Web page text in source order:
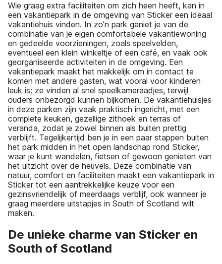
Wie graag extra faciliteiten om zich heen heeft, kan in
een vakantiepark in de omgeving van Sticker een ideaal
vakantiehuis vinden. In zo’n park geniet je van de
combinatie van je eigen comfortabele vakantiewoning
en gedeelde voorzieningen, zoals speelvelden,
eventueel een klein winkeltje of een café, en vaak ook
georganiseerde activiteiten in de omgeving. Een
vakantiepark maakt het makkelijk om in contact te
komen met andere gasten, wat vooral voor kinderen
leuk is; ze vinden al snel speelkameraadjes, terwijl
ouders onbezorgd kunnen bijkomen. De vakantiehuisjes
in deze parken zijn vaak praktisch ingericht, met een
complete keuken, gezellige zithoek en terras of
veranda, zodat je zowel binnen als buiten prettig
verblijft. Tegelijkertijd ben je in een paar stappen buiten
het park midden in het open landschap rond Sticker,
waar je kunt wandelen, fietsen of gewoon genieten van
het uitzicht over de heuvels. Deze combinatie van
natuur, comfort en faciliteiten maakt een vakantiepark in
Sticker tot een aantrekkelijke keuze voor een
gezinsvriendelijk of meerdaags verblijf, ook wanneer je
graag meerdere uitstapjes in South of Scotland wilt
maken.
De unieke charme van Sticker en
South of Scotland